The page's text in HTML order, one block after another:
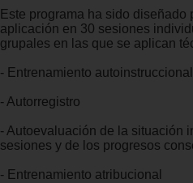
Este programa ha sido diseñado
aplicación en 30 sesiones
grupales en las que se aplican
- Entrenamiento autoinstruccional
- Autorregistro
- Autoevaluación de la situación
sesiones y de los progresos
- Entrenamiento atribucional